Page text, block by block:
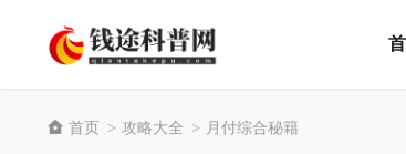
首页 > 攻略大全 > 月付综合秘籍